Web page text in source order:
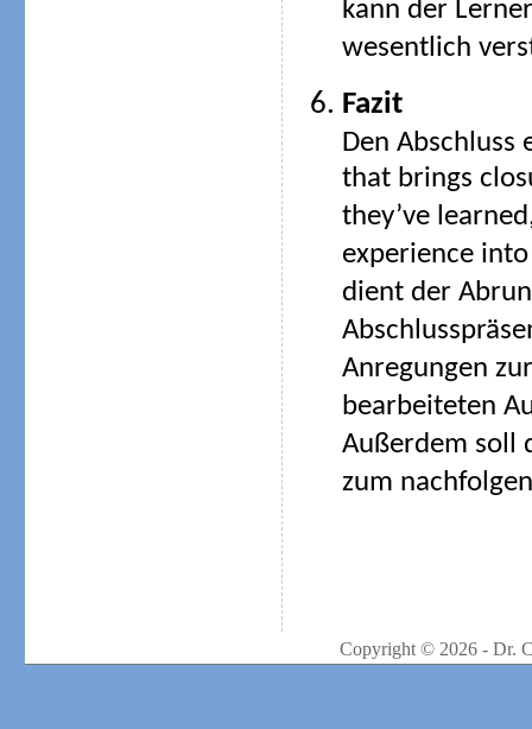
kann der
wesentlich
Fazit
Den Abschluss
that brings
they’ve
experience
dient der
Anregungen
bearbeiteten
Außerdem soll
zum
Copyright © 2026 - Dr.